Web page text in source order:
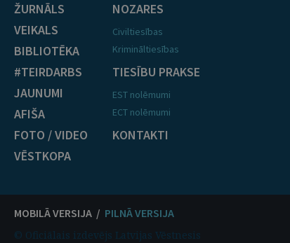
ŽURNĀLS
VEIKALS
BIBLIOTĒKA
#TEIRDARBS
JAUNUMI
AFIŠA
FOTO / VIDEO
VĒSTKOPA
NOZARES
Civiltiesības
Krimināltiesības
TIESĪBU PRAKSE
EST nolēmumi
ECT nolēmumi
KONTAKTI
MOBILĀ VERSIJA / PILNĀ VERSIJA
© Oficiālais izdevējs Latvijas Vēstnesis